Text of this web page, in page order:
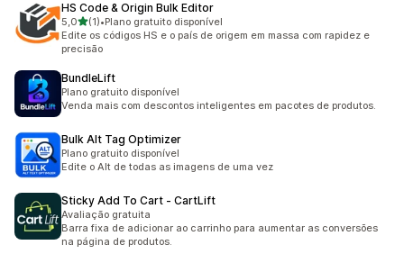
HS Code & Origin Bulk Editor
5,0de 5 estrelas
(1)
1 avaliações ao todo
•Plano gratuito disponível
Edite os códigos HS e o país de origem em massa com rapidez e
precisão
BundleLift
Plano gratuito disponível
Venda mais com descontos inteligentes em pacotes de produtos.
Bulk Alt Tag Optimizer
Plano gratuito disponível
Edite o Alt de todas as imagens de uma vez
Sticky Add To Cart ‑ CartLift
Avaliação gratuita
Barra fixa de adicionar ao carrinho para aumentar as conversões
na página de produtos.